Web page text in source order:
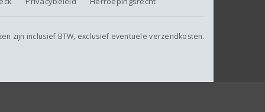
zijn inclusief BTW, exclusief eventuele verzendkosten.